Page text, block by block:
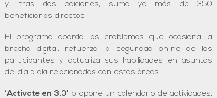
y, tras dos ediciones, suma ya más de 350
beneficiarios directos.
El programa aborda los problemas que ocasiona la
brecha digital, refuerza la seguridad online de los
participantes y actualiza sus habilidades en asuntos
del día a día relacionados con estas áreas.
‘Actívate en 3.0’propone un calendario de actividades,